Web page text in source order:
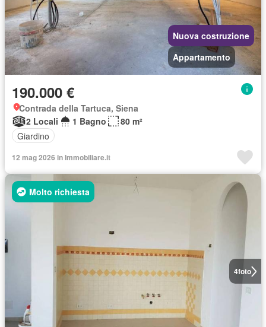
Nuova costruzione
Appartamento
190.000 €
Contrada della Tartuca, Siena
2 Locali
1 Bagno
80 m²
Giardino
12 mag 2026 in Immobiliare.it
4foto
Molto richiesta